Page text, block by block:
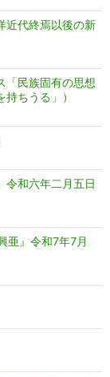
近代終焉以後の新
「民族固有の思想
ちうる」）
令和六年二月五日
亜』令和7年7月